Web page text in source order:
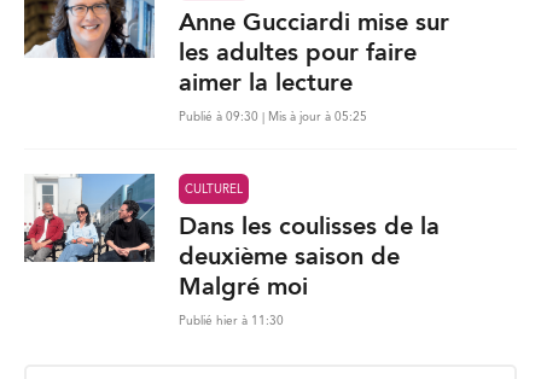
Anne Gucciardi mise sur
les adultes pour faire
aimer la lecture
Publié à 09:30 | Mis à jour à 05:25
CULTUREL
Dans les coulisses de la
deuxième saison de
Malgré moi
Publié hier à 11:30